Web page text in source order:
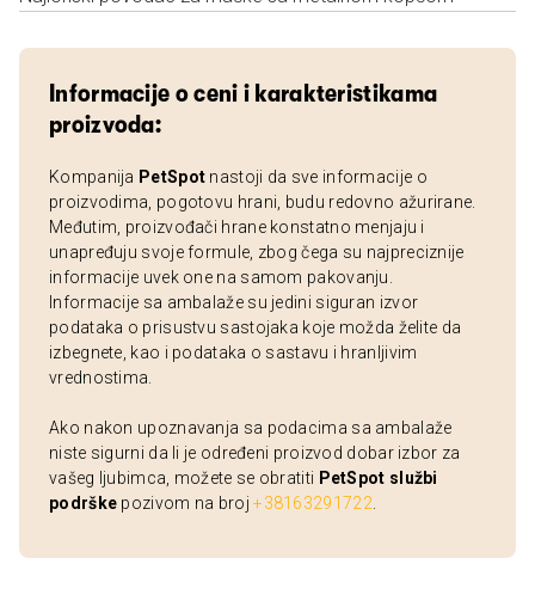
Informacije o ceni i karakteristikama
proizvoda:
Kompanija PetSpot nastoji da sve informacije o
proizvodima, pogotovu hrani, budu redovno ažurirane.
Međutim, proizvođači hrane konstatno menjaju i
unapređuju svoje formule, zbog čega su najpreciznije
informacije uvek one na samom pakovanju.
Informacije sa ambalaže su jedini siguran izvor
podataka o prisustvu sastojaka koje možda želite da
izbegnete, kao i podataka o sastavu i hranljivim
vrednostima.
Ako nakon upoznavanja sa podacima sa ambalaže
niste sigurni da li je određeni proizvod dobar izbor za
vašeg ljubimca, možete se obratiti PetSpot službi
podrške pozivom na broj+38163291722